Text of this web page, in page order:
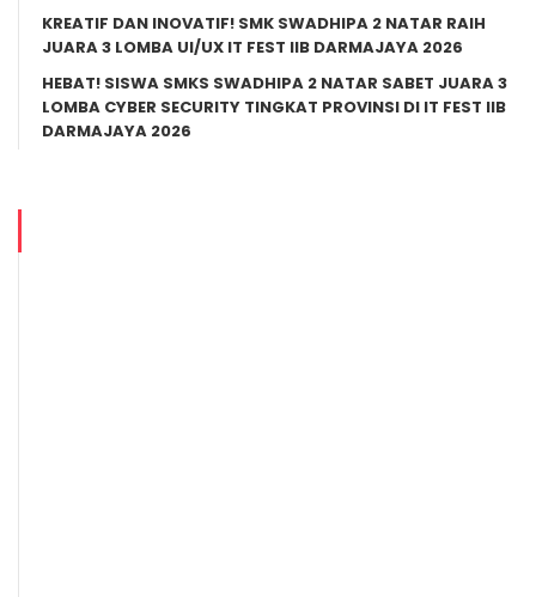
KREATIF DAN INOVATIF! SMK SWADHIPA 2 NATAR RAIH
JUARA 3 LOMBA UI/UX IT FEST IIB DARMAJAYA 2026
HEBAT! SISWA SMKS SWADHIPA 2 NATAR SABET JUARA 3
LOMBA CYBER SECURITY TINGKAT PROVINSI DI IT FEST IIB
DARMAJAYA 2026